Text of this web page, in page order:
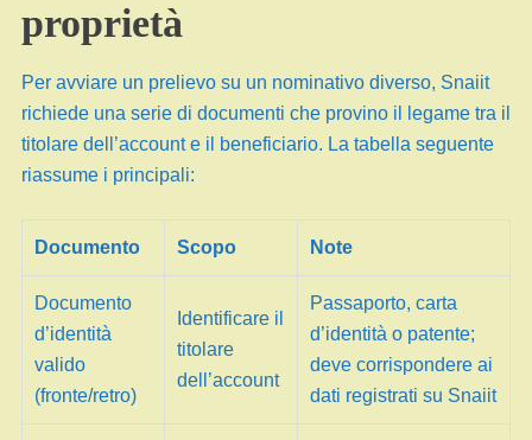
proprietà
Per avviare un prelievo su un nominativo diverso, Snaiit
richiede una serie di documenti che provino il legame tra il
titolare dell’account e il beneficiario. La tabella seguente
riassume i principali:
Documento Scopo Note
Documento
d’identità
valido
(fronte/retro)
Identificare il
titolare
dell’account
Passaporto, carta
d’identità o patente;
deve corrispondere ai
dati registrati su Snaiit